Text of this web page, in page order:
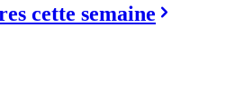
cette semaine